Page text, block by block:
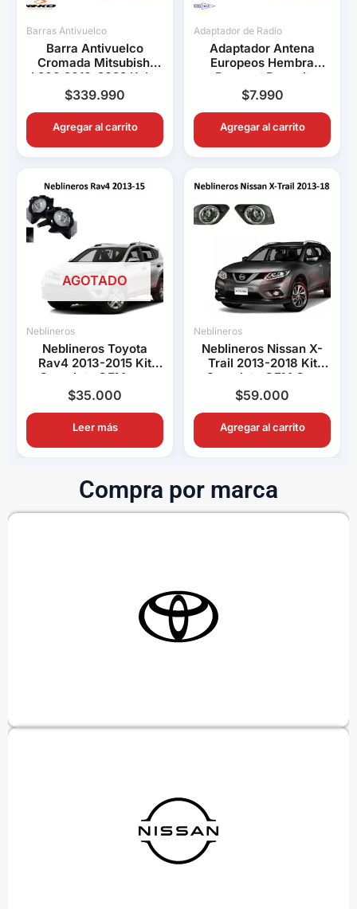
Barras Antivuelco
Barra Antivuelco
Cromada Mitsubishi
L200 2016-2022 Keko
K1 Decorativa Pick Up
$339.990
Agregar al carrito
Adaptador de Radio
Adaptador Antena
Europeos Hembra
Peugeot Renault
Volkswagen BMW Audi
Connection
$7.990
Agregar al carrito
AGOTADO
Neblineros
Neblineros Toyota
Rav4 2013-2015 Kit
Completo OEM con
Ampolletas H11
$35.000
Leer más
Neblineros
Neblineros Nissan X-
Trail 2013-2018 Kit
Completo OEM Con
Switch y Relay
$59.000
Agregar al carrito
Compra por marca